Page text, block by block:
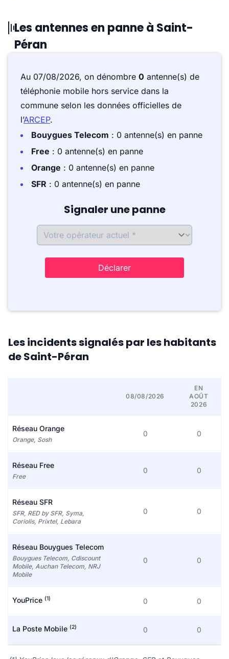
Les antennes en panne à Saint-
Péran
Au 07/08/2026, on dénombre 0 antenne(s) de
téléphonie mobile hors service dans la
commune selon les données officielles de
l’ARCEP.
Bouygues Telecom : 0 antenne(s) en panne
Free : 0 antenne(s) en panne
Orange : 0 antenne(s) en panne
SFR : 0 antenne(s) en panne
Signaler une panne
Déclarer
Les incidents signalés par les habitants
de Saint-Péran
08/08/2026
EN
AOÛT
2026
Réseau Orange
Orange, Sosh
0 0
Réseau Free
Free
0 0
Réseau SFR
SFR, RED by SFR, Syma,
Coriolis, Prixtel, Lebara
0 0
Réseau Bouygues Telecom
Bouygues Telecom, Cdiscount
Mobile, Auchan Telecom, NRJ
Mobile
0 0
YouPrice (1) 0 0
La Poste Mobile (2) 0 0